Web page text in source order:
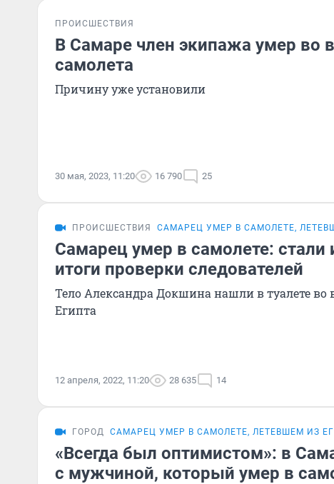
ПРОИСШЕСТВИЯ
В Самаре член экипажа умер во
самолета
Причину уже установили
30 мая, 2023, 11:20 16 790 25
ПРОИСШЕСТВИЯ САМАРЕЦ УМЕР В САМОЛЕТЕ,
Самарец умер в самолете: стали
итоги проверки следователей
Тело Александра Докшина нашли в туалете во
Египта
12 апреля, 2022, 11:20 28 635 14
ГОРОД САМАРЕЦ УМЕР В САМОЛЕТЕ, ЛЕТЕВШЕМ ИЗ
«Всегда был оптимистом»: в
с мужчиной, который умер в